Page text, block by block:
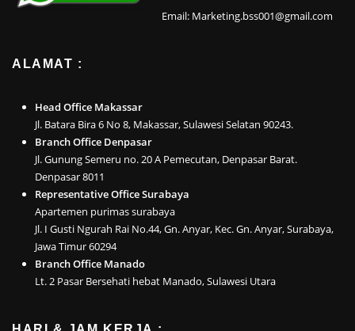
Email: Marketing.bss001@gmail.com
ALAMAT :
Head Office Makassar
Jl. Batara Bira 6 No 8, Makassar, Sulawesi Selatan 90243.
Branch Office Denpasar
Jl. Gunung Semeru no. 20 A Pemecutan, Denpasar Barat.
Denpasar 8011
Representative Office Surabaya
Apartemen purimas surabaya
Jl. I Gusti Ngurah Rai No.44, Gn. Anyar, Kec. Gn. Anyar, Surabaya,
Jawa Timur 60294
Branch Office Manado
Lt. 2 Pasar Bersehati hebat Manado, Sulawesi Utara